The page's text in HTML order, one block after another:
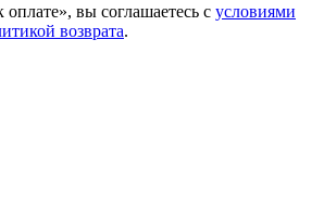
вы соглашаетесь с условиями
возврата.